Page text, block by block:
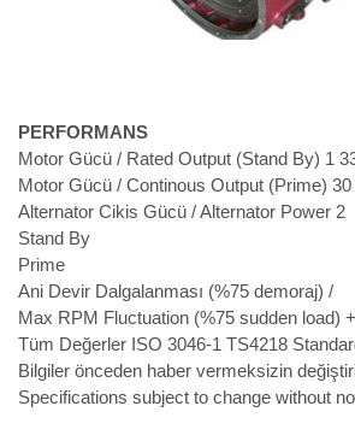
PERFORMANS
Motor Gücü / Rated Output (Stand By) 1
Motor Gücü / Continous Output (Prime)
Alternator Cikis Gücü / Alternator Power 2
Stand By
Prime
Ani Devir Dalgalanması (%75 demoraj) /
Max RPM Fluctuation (%75 sudden load)
Tüm Değerler ISO 3046-1 TS4218
Bilgiler önceden haber vermeksizin
Specifications subject to change without